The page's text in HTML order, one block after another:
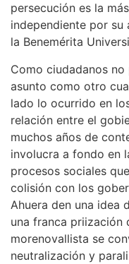
persecución es la
independiente por
la Benemérita
Como ciudadanos
asunto como otro
lado lo ocurrido en
relación entre el
muchos años de
involucra a fondo en
procesos sociales
colisión con los
Ahuera den una idea
una franca priización
morenovallista se
neutralización y